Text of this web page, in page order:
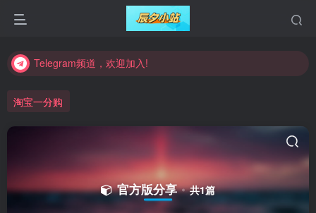
Telegram频道，欢迎加入!
Telegram频道，欢迎加入!
淘宝一分购
官方版分享 共1篇